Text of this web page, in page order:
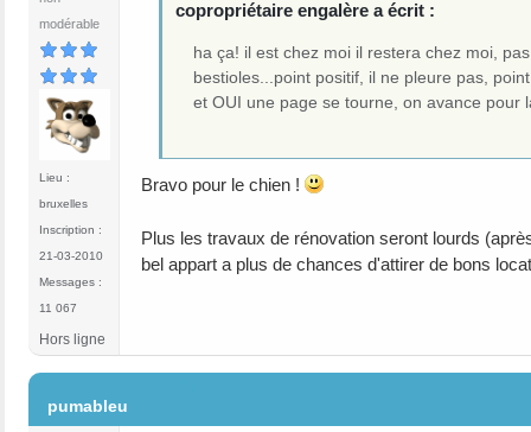
modérable
Lieu :
bruxelles
Inscription :
21-03-2010
Messages :
11 067
copropriétaire engalère a écrit :
ha ça! il est chez moi il restera chez moi,
bestioles...point positif, il ne pleure pas,
et OUI une page se tourne, on avance pour
Bravo pour le chien !
Plus les travaux de rénovation seront lourds
bel appart a plus de chances d'attirer de bons
Hors ligne
pumableu